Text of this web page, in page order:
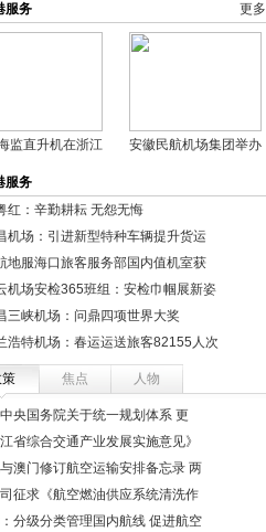
服务
更多
监直升机在浙江 安徽民航机场集团举办
服务
红：辛勤耕耘 无怨无悔
机场：引进新型特种车辆提升货运
地服海口旅客服务部国内值机室获
机场安检365班组：安检巾帼展新姿
三峡机场：问鼎四项世界大奖
浩特机场：春运运送旅客82155人次
焦点 人物
央国务院关于统一规划体系 更
江省综合交通产业发展实施意见》
澳门修订航空运输安排备忘录 两
征求《航空燃油供应系统清洗作
分级分类管理国内航线 促进航空